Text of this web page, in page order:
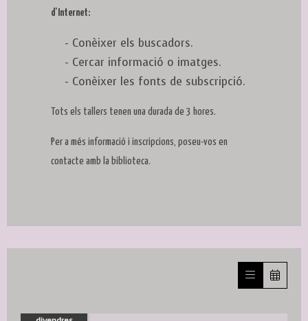
d'Internet:
- Conèixer els buscadors.
- Cercar informació o imatges.
- Conèixer les fonts de subscripció.
Tots els tallers tenen una durada de 3 hores.
Per a més informació i inscripcions, poseu-vos en
contacte amb la biblioteca.